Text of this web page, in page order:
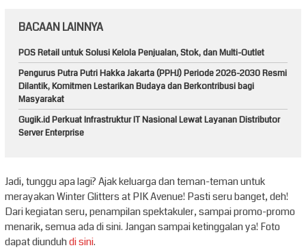
BACAAN LAINNYA
POS Retail untuk Solusi Kelola Penjualan, Stok, dan Multi-Outlet
Pengurus Putra Putri Hakka Jakarta (PPHJ) Periode 2026-2030 Resmi
Dilantik, Komitmen Lestarikan Budaya dan Berkontribusi bagi
Masyarakat
Gugik.id Perkuat Infrastruktur IT Nasional Lewat Layanan Distributor
Server Enterprise
Jadi, tunggu apa lagi? Ajak keluarga dan teman-teman untuk
merayakan Winter Glitters at PIK Avenue! Pasti seru banget, deh!
Dari kegiatan seru, penampilan spektakuler, sampai promo-promo
menarik, semua ada di sini. Jangan sampai ketinggalan ya! Foto
dapat diunduhdi sini.